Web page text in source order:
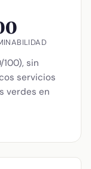
sin
servicios
verdes en